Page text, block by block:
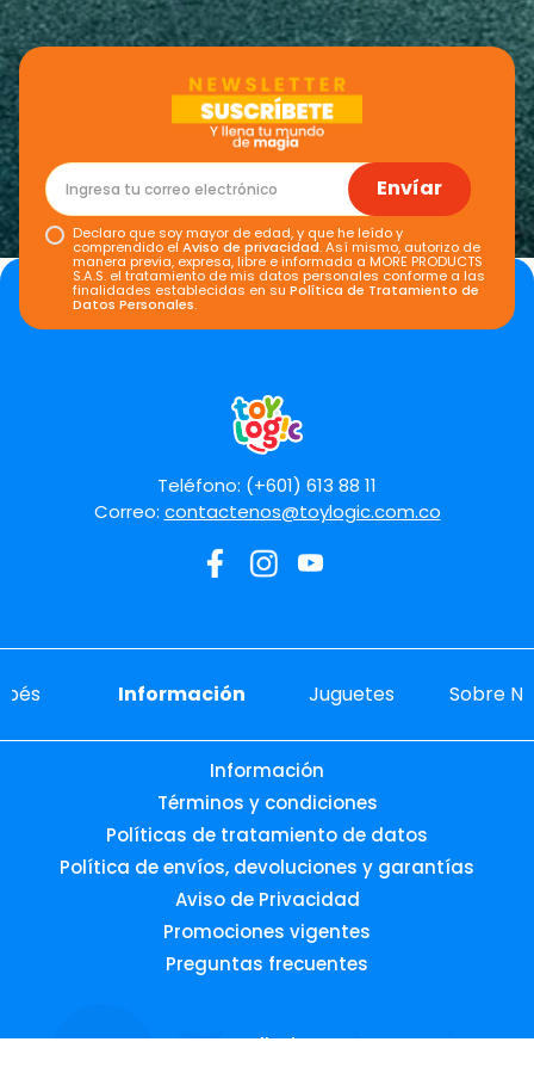
Envíar
Declaro que soy mayor de edad, y que he leído y
comprendido elAviso de privacidad. Así mismo, autorizo de
manera previa, expresa, libre e informada a MORE PRODUCTS
S.A.S. el tratamiento de mis datos personales conforme a las
finalidades establecidas en suPolítica de Tratamiento de
Datos Personales.
Teléfono: (+601) 613 88 11
Correo: contactenos@toylogic.com.co
Información Juguetes Sobre
Información
Términos y condiciones
Políticas de tratamiento de datos
Política de envíos, devoluciones y garantías
Aviso de Privacidad
Promociones vigentes
Preguntas frecuentes
Desarrollado por: